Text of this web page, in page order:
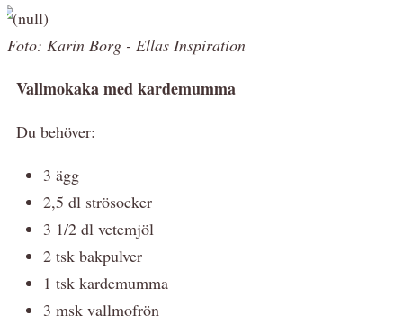
Foto: Karin Borg - Ellas Inspiration
Vallmokaka med kardemumma
Du behöver:
3 ägg
2,5 dl strösocker
3 1/2 dl vetemjöl
2 tsk bakpulver
1 tsk kardemumma
3 msk vallmofrön